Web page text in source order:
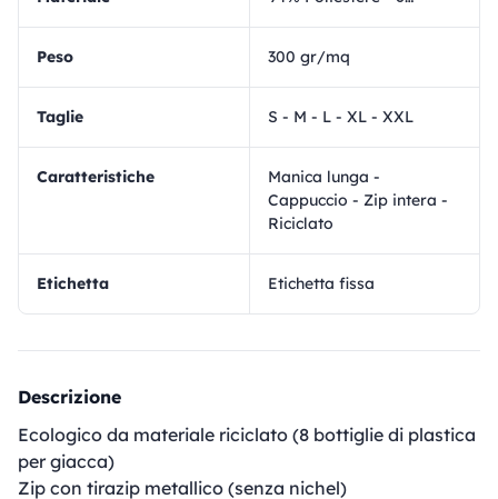
Peso 300 gr/mq
Taglie S - M - L - XL - XXL
Caratteristiche
Manica lunga -
Cappuccio - Zip intera -
Riciclato
Etichetta Etichetta fissa
Descrizione
Ecologico da materiale riciclato (8 bottiglie di plastica
per giacca)
Zip con tirazip metallico (senza nichel)